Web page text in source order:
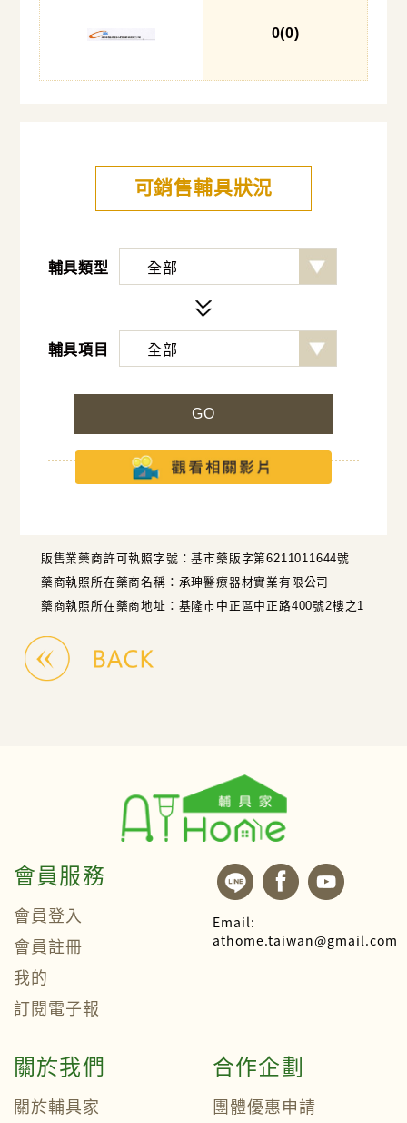
0(0)
可銷售輔具狀況
輔具類型
輔具項目
GO
販售業藥商許可執照字號：基市藥販字第6211011644號
藥商執照所在藥商名稱：承珅醫療器材實業有限公司
藥商執照所在藥商地址：基隆市中正區中正路400號2樓之1
會員服務
會員登入
會員註冊
我的
訂閱電子報
Email:
athome.taiwan@gmail.com
關於我們
關於輔具家
合作企劃
團體優惠申請